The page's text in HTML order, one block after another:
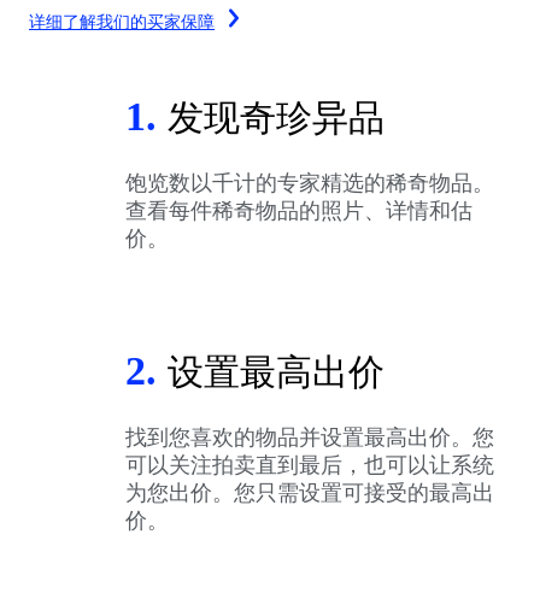
详细了解我们的买家保障
1. 发现奇珍异品
饱览数以千计的专家精选的稀奇物品。
查看每件稀奇物品的照片、详情和估
价。
2. 设置最高出价
找到您喜欢的物品并设置最高出价。您
可以关注拍卖直到最后，也可以让系统
为您出价。您只需设置可接受的最高出
价。